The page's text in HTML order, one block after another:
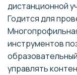
дистанционной
Годится для
инструментов
управлять